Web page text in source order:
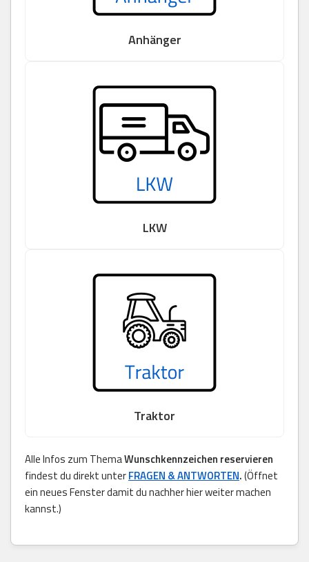
Anhänger
LKW
Traktor
Alle Infos zum ThemaWunschkennzeichen reservieren
findest du direkt unterFRAGEN & ANTWORTEN.(Öffnet
ein neues Fenster damit du nachher hier weiter machen
kannst.)